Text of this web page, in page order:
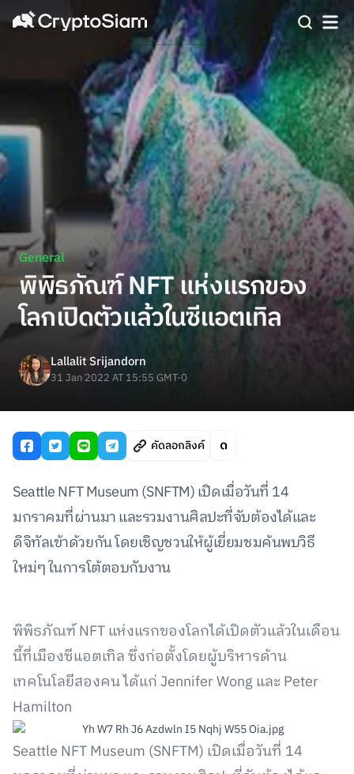
General
พิพิธภัณฑ์ NFT แห่งแรกของ
โลกเปิดตัวแล้วในซีแอตเทิล
Lallalit Srijandorn
31 Jan 2022 AT 15:55 GMT-0
คัดลอกลิงค์
Seattle NFT Museum (SNFTM) เปิดเมื่อวันที่ 14
มกราคมที่ผ่านมา และรวมงานศิลปะที่จับต้องได้และ
ดิจิทัลเข้าด้วยกัน โดยเชิญชวนให้ผู้เยี่ยมชมค้นพบวิธี
ใหม่ๆ ในการโต้ตอบกับงาน
พิพิธภัณฑ์ NFT แห่งแรกของโลกได้เปิดตัวแล้วในเดือน
นี้ที่เมืองซีแอตเทิล ซึ่งก่อตั้งโดยผู้บริหารด้าน
เทคโนโลยีสองคน ได้แก่ Jennifer Wong และ Peter
Hamilton
Seattle NFT Museum (SNFTM) เปิดเมื่อวันที่ 14